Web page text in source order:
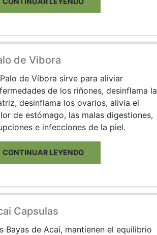
de Vibora
de Víbora sirve para aliviar
de los riñones, desinflama la
desinflama los ovarios, alivia el
de estómago, las malas digestiones,
e infecciones de la piel.
CONTINUAR LEYENDO
Capsulas
Bayas de Acaí, mantienen el equilibrio